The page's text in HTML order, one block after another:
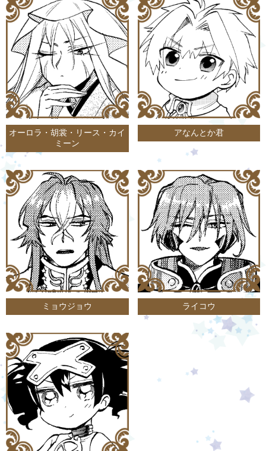
オーロラ・胡裳・リース・カイ
ミーン
アなんとか君
ミョウジョウ ライコウ